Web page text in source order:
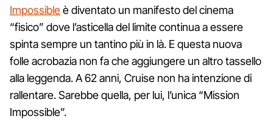
Impossibleè diventato un manifesto del cinema
“fisico” dove l’asticella del limite continua a essere
spinta sempre un tantino più in là. E questa nuova
folle acrobazia non fa che aggiungere un altro tassello
alla leggenda. A 62 anni, Cruise non ha intenzione di
rallentare. Sarebbe quella, per lui, l’unica “Mission
Impossible”.